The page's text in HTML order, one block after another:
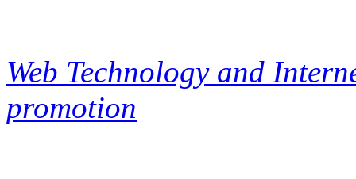
Web Technology and
promotion